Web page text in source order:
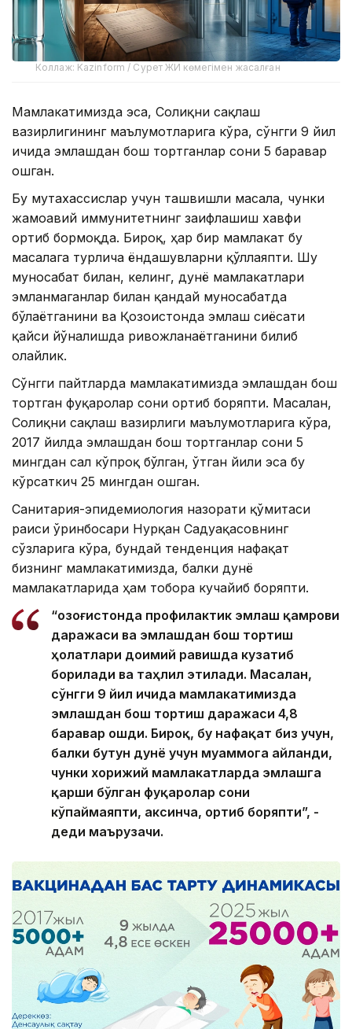
Коллаж: Kazinform / Сурет ЖИ көмегімен жасалған
Мамлакатимизда эса, Соғлиқни сақлаш
вазирлигининг маълумотларига кўра, сўнгги 9 йил
ичида эмлашдан бош тортганлар сони 5 баравар
ошган.
Бу мутахассислар учун ташвишли масала, чунки
жамоавий иммунитетнинг заифлашиш хавфи
ортиб бормоқда. Бироқ, ҳар бир мамлакат бу
масалага турлича ёндашувларни қўллаяпти. Шу
муносабат билан, келинг, дунё мамлакатлари
эмланмаганлар билан қандай муносабатда
бўлаётганини ва Қозоғистонда эмлаш сиёсати
қайси йўналишда ривожланаётганини билиб
олайлик.
Сўнгги пайтларда мамлакатимизда эмлашдан бош
тортган фуқаролар сони ортиб боряпти. Масалан,
Соғлиқни сақлаш вазирлиги маълумотларига кўра,
2017 йилда эмлашдан бош тортганлар сони 5
мингдан сал кўпроқ бўлган, ўтган йили эса бу
кўрсаткич 25 мингдан ошган.
Санитария-эпидемиология назорати қўмитаси
раиси ўринбосари Нурқан Садуақасовнинг
сўзларига кўра, бундай тенденция нафақат
бизнинг мамлакатимизда, балки дунё
мамлакатларида ҳам тобора кучайиб боряпти.
“Қозоғистонда профилактик эмлаш қамрови
даражаси ва эмлашдан бош тортиш
ҳолатлари доимий равишда кузатиб
борилади ва таҳлил этилади. Масалан,
сўнгги 9 йил ичида мамлакатимизда
эмлашдан бош тортиш даражаси 4,8
баравар ошди. Бироқ, бу нафақат биз учун,
балки бутун дунё учун муаммога айланди,
чунки хорижий мамлакатларда эмлашга
қарши бўлган фуқаролар сони
кўпаймаяпти, аксинча, ортиб боряпти”, -
деди маърузачи.